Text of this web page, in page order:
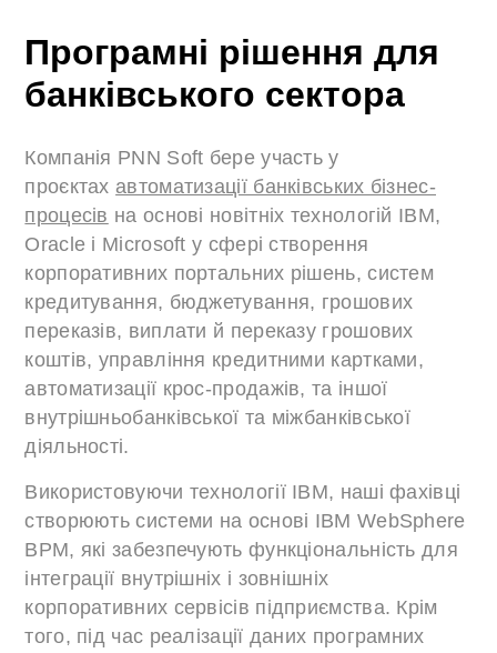
Програмні рішення для
банківського сектора
Компанія PNN Soft бере участь у
проєктах автоматизації банківських бізнес-
процесів на основі новітніх технологій IBM,
Oracle і Microsoft у сфері створення
корпоративних портальних рішень, систем
кредитування, бюджетування, грошових
переказів, виплати й переказу грошових
коштів, управління кредитними картками,
автоматизації крос-продажів, та іншої
внутрішньобанківської та міжбанківської
діяльності.
Використовуючи технології IBM, наші фахівці
створюють системи на основі IBM WebSphere
BPM, які забезпечують функціональність для
інтеграції внутрішніх і зовнішніх
корпоративних сервісів підприємства. Крім
того, під час реалізації даних програмних